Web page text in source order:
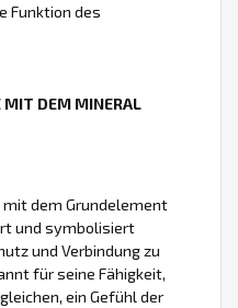
Funktion des
MIT DEM MINERAL
dem Grundelement
und symbolisiert
und Verbindung zu
für seine Fähigkeit,
ein Gefühl der